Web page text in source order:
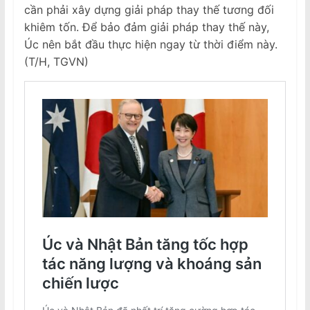
cần phải xây dựng giải pháp thay thế tương đối
khiêm tốn. Để bảo đảm giải pháp thay thế này,
Úc nên bắt đầu thực hiện ngay từ thời điểm này.
(T/H, TGVN)